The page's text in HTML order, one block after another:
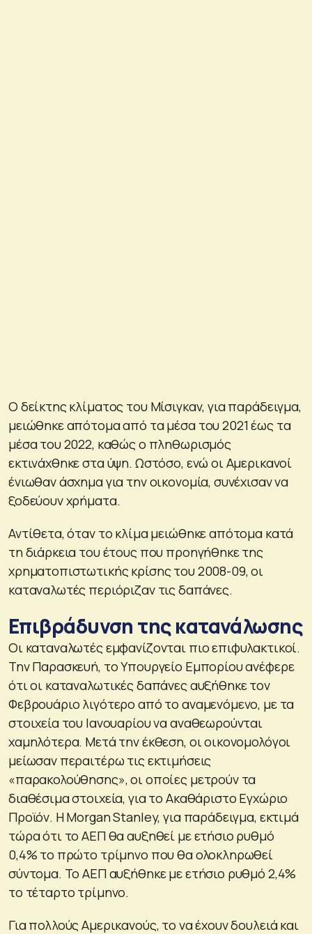
Ο δείκτης κλίματος του Μίσιγκαν, για παράδειγμα,
μειώθηκε απότομα από τα μέσα του 2021 έως τα
μέσα του 2022, καθώς ο πληθωρισμός
εκτινάχθηκε στα ύψη. Ωστόσο, ενώ οι Αμερικανοί
ένιωθαν άσχημα για την οικονομία, συνέχισαν να
ξοδεύουν χρήματα.
Αντίθετα, όταν το κλίμα μειώθηκε απότομα κατά
τη διάρκεια του έτους που προηγήθηκε της
χρηματοπιστωτικής κρίσης του 2008-09, οι
καταναλωτές περιόριζαν τις δαπάνες.
Επιβράδυνση της κατανάλωσης
Οι καταναλωτές εμφανίζονται πιο επιφυλακτικοί.
Την Παρασκευή, το Υπουργείο Εμπορίου ανέφερε
ότι οι καταναλωτικές δαπάνες αυξήθηκε τον
Φεβρουάριο λιγότερο από το αναμενόμενο, με τα
στοιχεία του Ιανουαρίου να αναθεωρούνται
χαμηλότερα. Μετά την έκθεση, οι οικονομολόγοι
μείωσαν περαιτέρω τις εκτιμήσεις
«παρακολούθησης», οι οποίες μετρούν τα
διαθέσιμα στοιχεία, για το Ακαθάριστο Εγχώριο
Προϊόν. Η Morgan Stanley, για παράδειγμα, εκτιμά
τώρα ότι το ΑΕΠ θα αυξηθεί με ετήσιο ρυθμό
0,4% το πρώτο τρίμηνο που θα ολοκληρωθεί
σύντομα. Το ΑΕΠ αυξήθηκε με ετήσιο ρυθμό 2,4%
το τέταρτο τρίμηνο.
Για πολλούς Αμερικανούς, το να έχουν δουλειά και